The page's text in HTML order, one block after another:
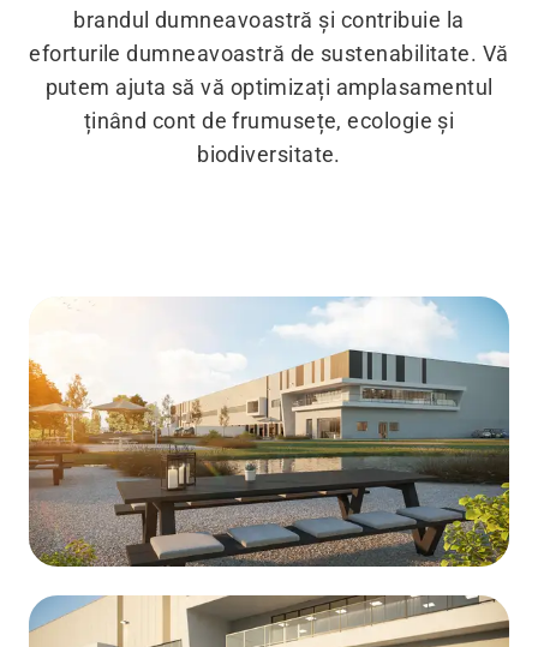
brandul dumneavoastră și contribuie la
eforturile dumneavoastră de sustenabilitate. Vă
putem ajuta să vă optimizați amplasamentul
ținând cont de frumusețe, ecologie și
biodiversitate.